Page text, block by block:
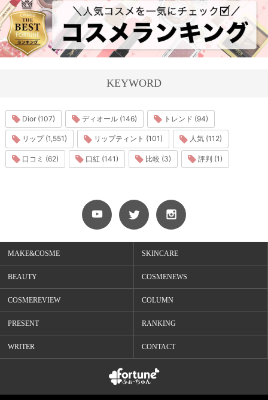
KEYWORD
Dior (107) ディオール (146) トレンド (94)
リップ (1,551) リップティント (101) 人気 (112)
口コミ (62) 口紅 (141) 比較 (3) 評判 (1)
MAKE&COSME SKINCARE
BEAUTY COSMENEWS
COSMEREVIEW COLUMN
PRESENT RANKING
WRITER CONTACT